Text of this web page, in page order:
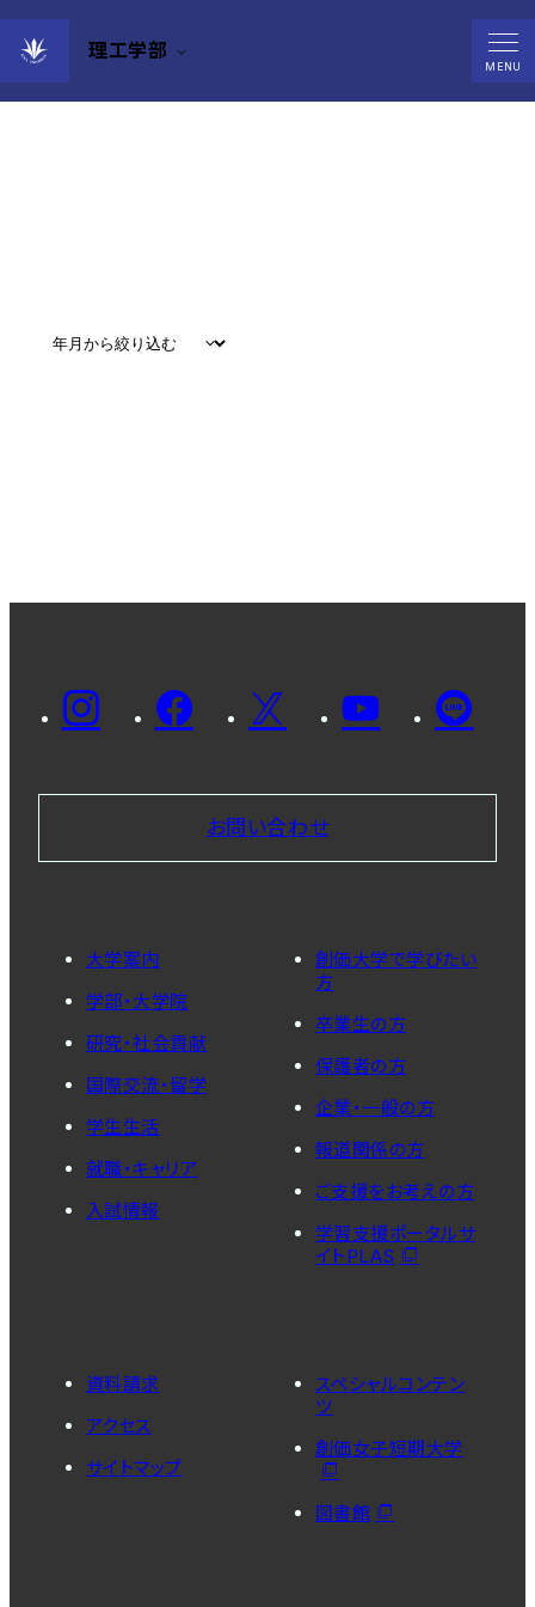
理工学部
MENU
News
お問い合わせ
大学案内
学部・大学院
研究・社会貢献
国際交流・留学
学生生活
就職・キャリア
入試情報
創価大学で学びたい
方
卒業生の方
保護者の方
企業・一般の方
報道関係の方
ご支援をお考えの方
学習支援ポータルサ
イトPLAS
資料請求
アクセス
サイトマップ
スペシャルコンテン
ツ
創価女子短期大学
図書館